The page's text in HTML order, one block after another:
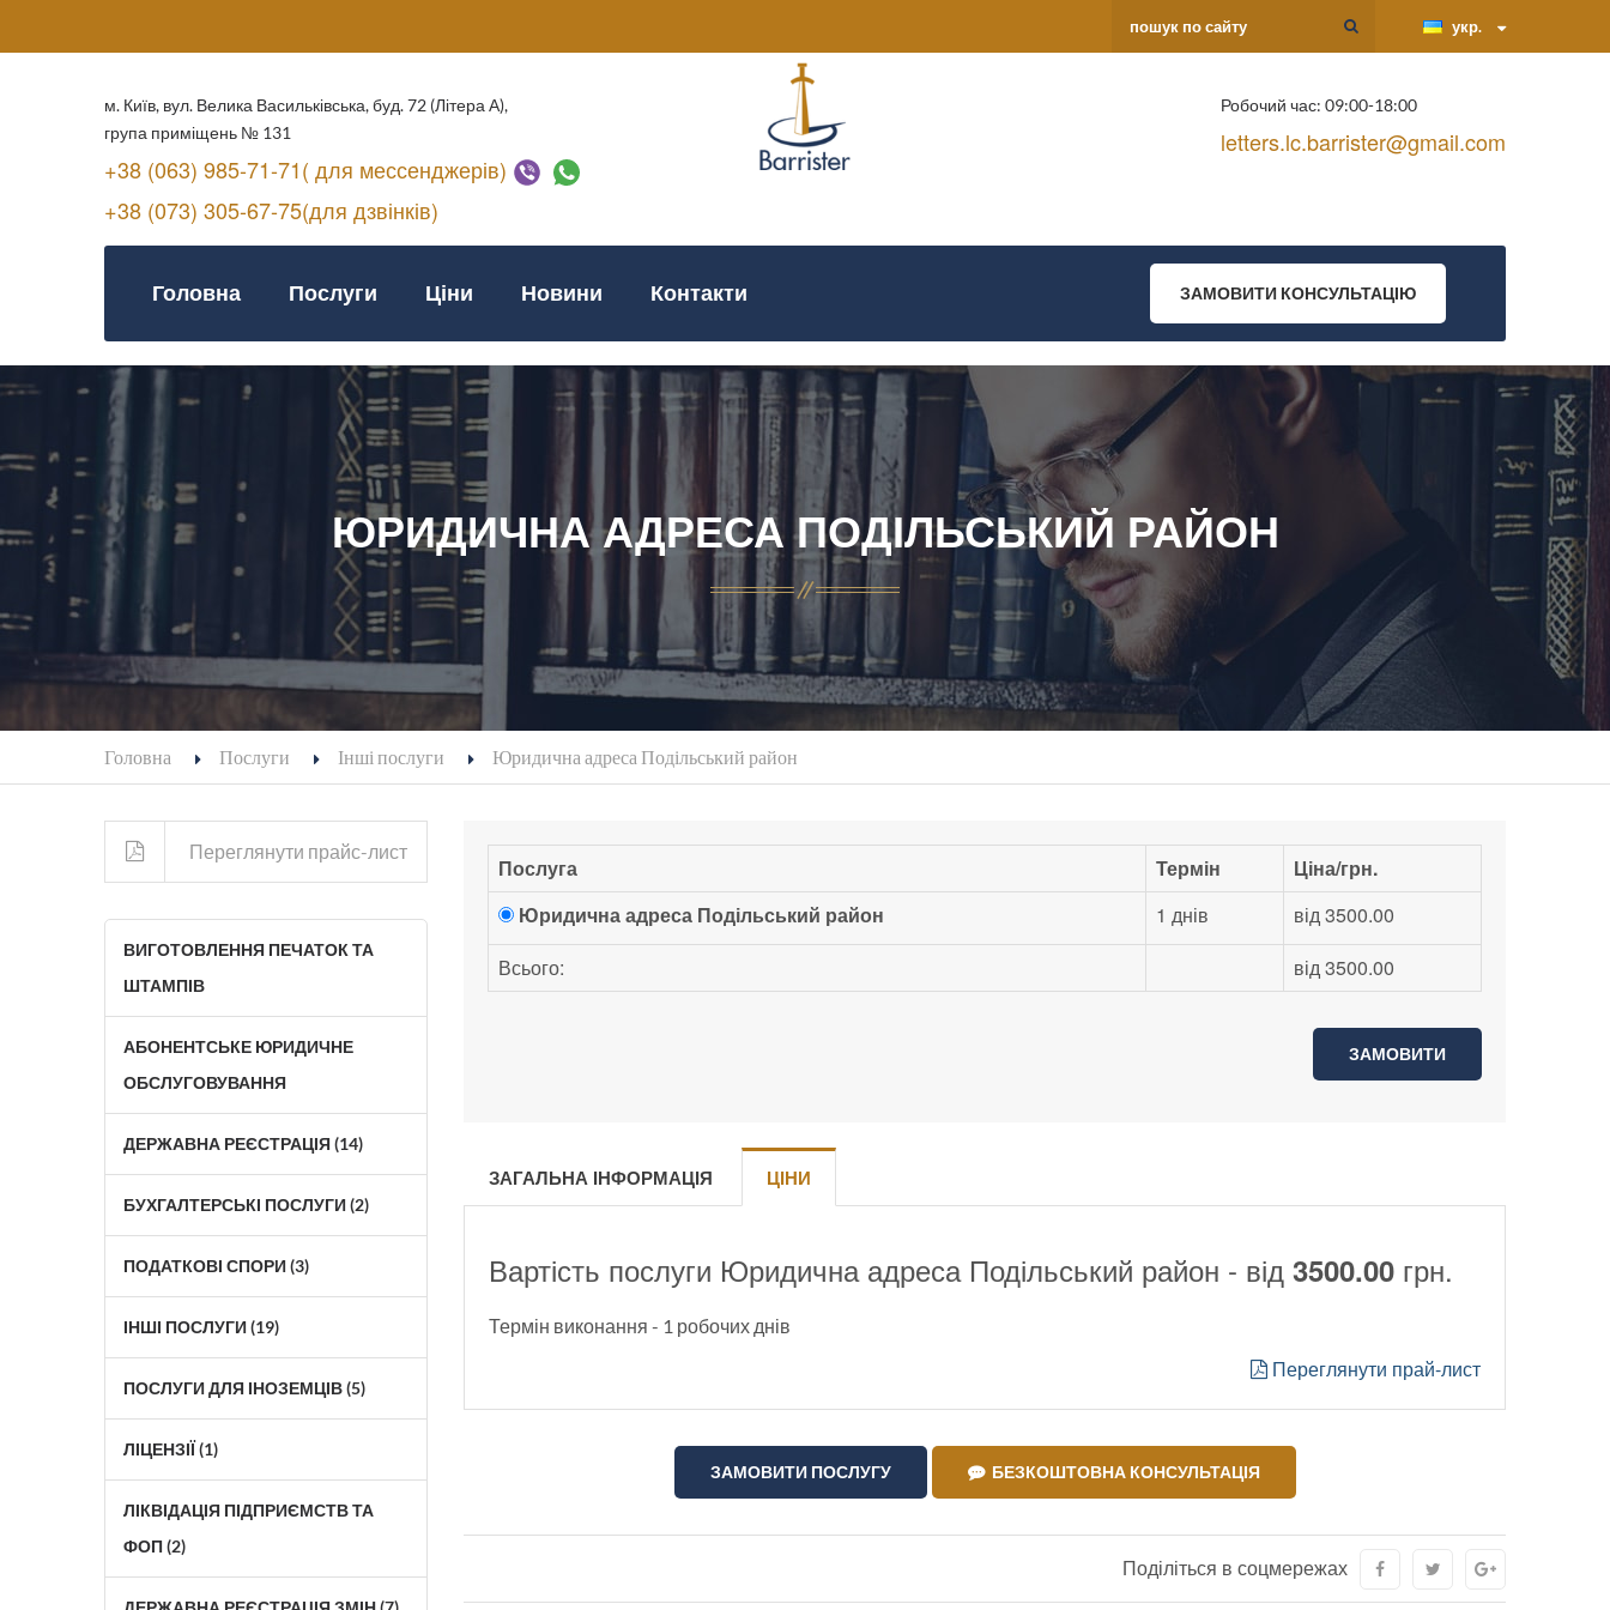
укр.
м. Київ, вул. Велика Васильківська, буд. 72 (Літера А),
група приміщень № 131
+38 (063) 985-71-71( для мессенджерів)
+38 (073) 305-67-75(для дзвінків)
Робочий час: 09:00-18:00
letters.lc.barrister@gmail.com
Головна Послуги Ціни Новини Контакти ЗАМОВИТИ КОНСУЛЬТАЦІЮ
ЮРИДИЧНА АДРЕСА ПОДІЛЬСЬКИЙ РАЙОН
Головна Послуги Інші послуги Юридична адреса Подільський район
Переглянути прайс-лист
ВИГОТОВЛЕННЯ ПЕЧАТОК ТА
ШТАМПІВ
АБОНЕНТСЬКЕ ЮРИДИЧНЕ
ОБСЛУГОВУВАННЯ
ДЕРЖАВНА РЕЄСТРАЦІЯ (14)
БУХГАЛТЕРСЬКІ ПОСЛУГИ (2)
ПОДАТКОВІ СПОРИ (3)
ІНШІ ПОСЛУГИ (19)
ПОСЛУГИ ДЛЯ ІНОЗЕМЦІВ (5)
ЛІЦЕНЗІЇ (1)
ЛІКВІДАЦІЯ ПІДПРИЄМСТВ ТА
ФОП (2)
Послуга Термін
Ціна/грн.
Юридична адреса Подільський район
1 днів
від 3500.00
Всього:
від 3500.00
ЗАГАЛЬНА ІНФОРМАЦІЯ ЦІНИ
Вартість послуги Юридична адреса Подільський район - від 3500.00 грн.
Термін виконання - 1 робочих днів
Переглянути прай-лист
ЗАМОВИТИ ПОСЛУГУ БЕЗКОШТОВНА КОНСУЛЬТАЦІЯ
Поділіться в соцмережах